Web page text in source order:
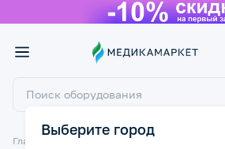
Выберите город
Главная Технические средства